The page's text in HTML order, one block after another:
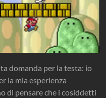
domanda per la testa: io
la mia esperienza
di pensare che i cosiddetti